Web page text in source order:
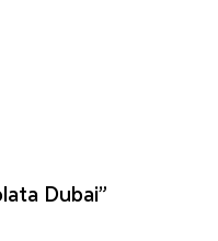
Dubai”